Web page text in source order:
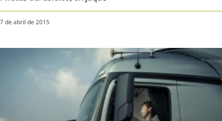
7 de abril de 2015